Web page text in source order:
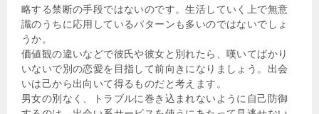
略する禁断の手段ではないのです。生活していく上で無意
識のうちに応用しているパターンも多いのではないでしょ
うか。
価値観の違いなどで彼氏や彼女と別れたら、嘆いてばかり
いないで別の恋愛を目指して前向きになりましょう。出会
いは己から出向いて得るものだと考えます。
男女の別なく、トラブルに巻き込まれないように自己防御